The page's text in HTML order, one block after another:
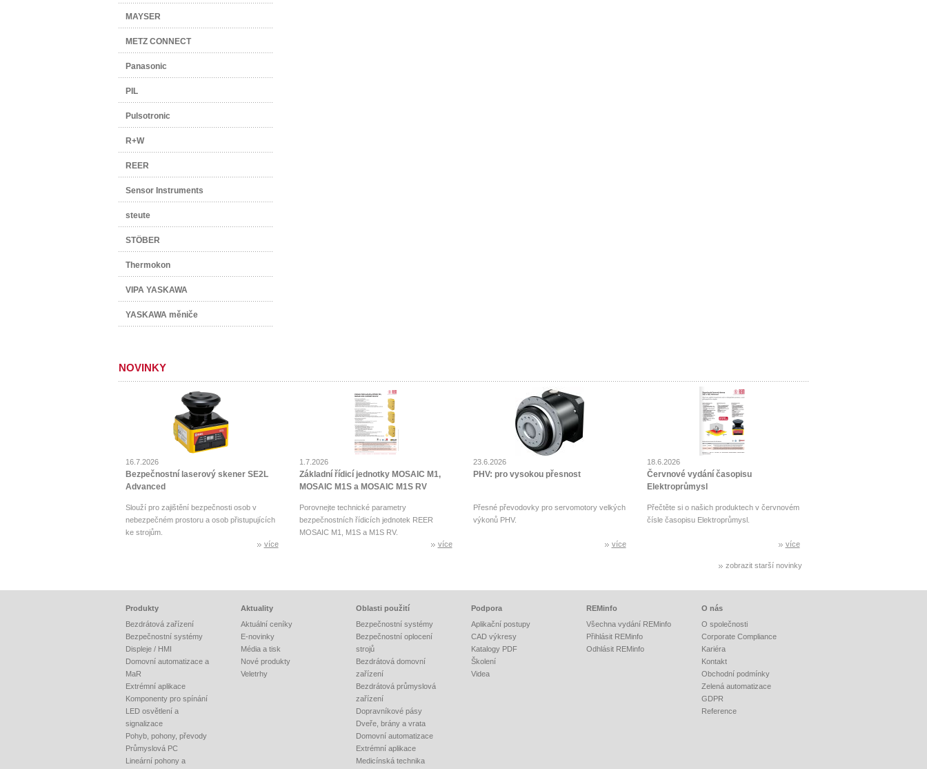
MAYSER
METZ CONNECT
Panasonic
PIL
Pulsotronic
R+W
REER
Sensor Instruments
steute
STÖBER
Thermokon
VIPA YASKAWA
YASKAWA měniče
NOVINKY
16.7.2026
Bezpečnostní laserový skener SE2L
Advanced
Slouží pro zajištění bezpečnosti osob v
nebezpečném prostoru a osob přistupujících
ke strojům.
více
1.7.2026
Základní řídicí jednotky MOSAIC M1,
MOSAIC M1S a MOSAIC M1S RV
Porovnejte technické parametry
bezpečnostních řídicích jednotek REER
MOSAIC M1, M1S a M1S RV.
více
23.6.2026
PHV: pro vysokou přesnost
Přesné převodovky pro servomotory velkých
výkonů PHV.
více
18.6.2026
Červnové vydání časopisu
Elektroprůmysl
Přečtěte si o našich produktech v červnovém
čísle časopisu Elektroprůmysl.
více
zobrazit starší novinky
Produkty
Bezdrátová zařízení
Bezpečnostní systémy
Displeje / HMI
Domovní automatizace a
MaR
Extrémní aplikace
Komponenty pro spínání
LED osvětlení a
signalizace
Pohyb, pohony, převody
Průmyslová PC
Lineární pohony a
Aktuality
Aktuální ceníky
E-novinky
Média a tisk
Nové produkty
Veletrhy
Oblasti použití
Bezpečnostní systémy
Bezpečnostní oplocení
strojů
Bezdrátová domovní
zařízení
Bezdrátová průmyslová
zařízení
Dopravníkové pásy
Dveře, brány a vrata
Domovní automatizace
Extrémní aplikace
Medicínská technika
Podpora
Aplikační postupy
CAD výkresy
Katalogy PDF
Školení
Videa
REMinfo
Všechna vydání REMinfo
Přihlásit REMinfo
Odhlásit REMinfo
O nás
O společnosti
Corporate Compliance
Kariéra
Kontakt
Obchodní podmínky
Zelená automatizace
GDPR
Reference